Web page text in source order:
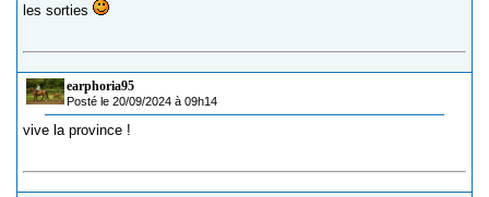
les sorties
earphoria95
Posté le 20/09/2024 à 09h14
vive la province !